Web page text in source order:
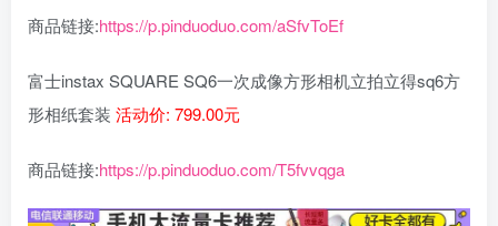
商品链接:https://p.pinduoduo.com/aSfvToEf
富士instax SQUARE SQ6一次成像方形相机立拍立得sq6方
形相纸套装 活动价: 799.00元
商品链接:https://p.pinduoduo.com/T5fvvqga